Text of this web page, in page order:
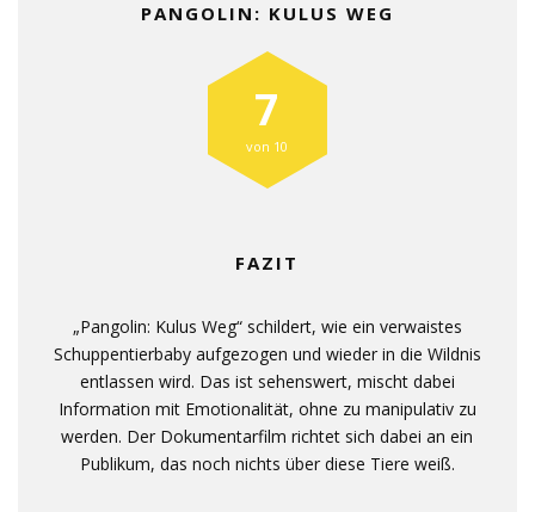
PANGOLIN: KULUS WEG
FAZIT
„Pangolin: Kulus Weg“ schildert, wie ein verwaistes
Schuppentierbaby aufgezogen und wieder in die Wildnis
entlassen wird. Das ist sehenswert, mischt dabei
Information mit Emotionalität, ohne zu manipulativ zu
werden. Der Dokumentarfilm richtet sich dabei an ein
Publikum, das noch nichts über diese Tiere weiß.
7
von 10